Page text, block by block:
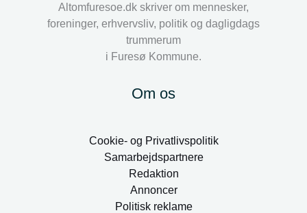
Altomfuresoe.dk skriver om mennesker,
foreninger, erhvervsliv, politik og dagligdags
trummerum
i Furesø Kommune.
Om os
Cookie- og Privatlivspolitik
Samarbejdspartnere
Redaktion
Annoncer
Politisk reklame